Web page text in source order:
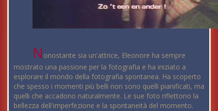
N onostante sia un'attrice, Eleonore ha sempre
mostrato una passione per la fotografia e ha iniziato a
esplorare il mondo della fotografia spontanea. Ha scoperto
che spesso i momenti più belli non sono quelli pianificati, ma
quelli che accadono naturalmente. Le sue foto riflettono la
bellezza dell'imperfezione e la spontaneità del momento.